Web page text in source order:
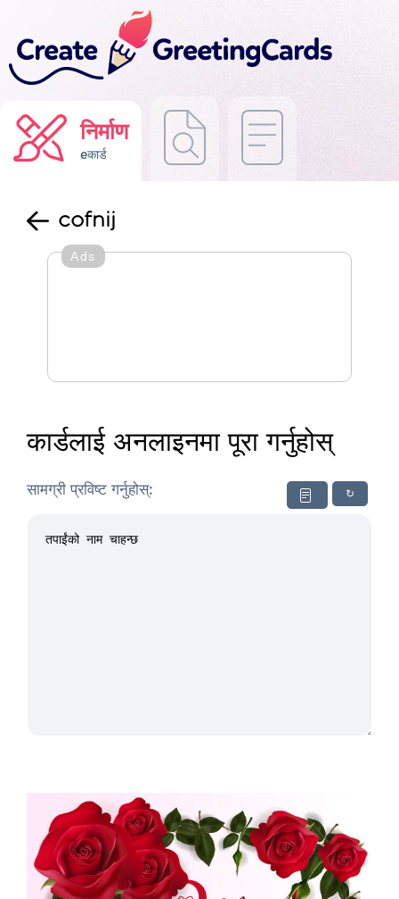
निर्माण
eकार्ड
cofnij
Ads
कार्डलाई अनलाइनमा पूरा गर्नुहोस्
↻
सामग्री प्रविष्ट गर्नुहोस्: